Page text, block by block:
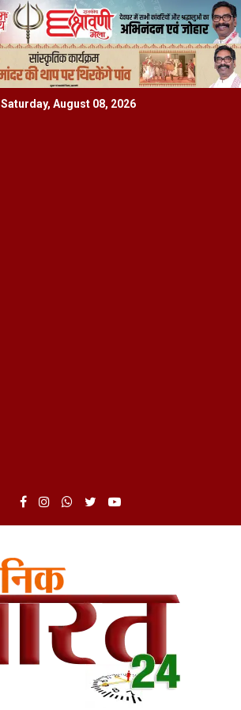
Saturday, August 08, 2026